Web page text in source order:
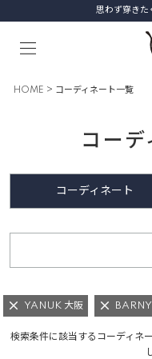
思わず穿きた
HOME コーディネート一覧
コー
コーディネート
YANUK 大阪
検索条件に該当するコーディネ